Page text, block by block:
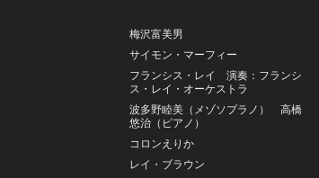
梅沢富美男
サイモン・マーフィー
フランシス・レイ 演奏：フランシ
ス・レイ・オーケストラ
波多野睦美（メゾソプラノ） 高橋
悠治（ピアノ）
コロンえりか
レイ・ブラウン